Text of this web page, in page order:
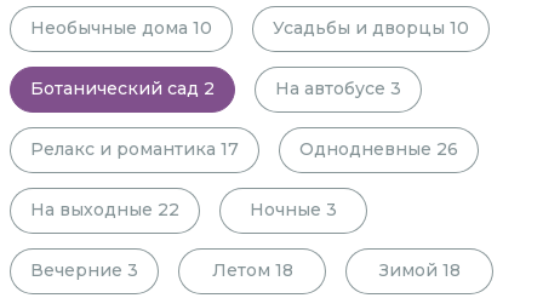
Необычные дома 10 Усадьбы и дворцы 10
Ботанический сад 2 На автобусе 3
Релакс и романтика 17 Однодневные 26
На выходные 22 Ночные 3
Вечерние 3 Летом 18 Зимой 18